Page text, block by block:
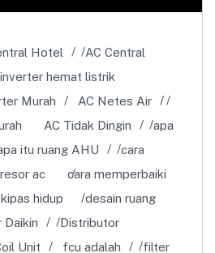
Hotel
AC Central
hemat listrik
Murah
AC Netes Air
AC Tidak Dingin
apa
itu ruang AHU
cara
ac
cara memperbaiki
hidup
desain ruang
Daikin
Distributor
Unit fcu adalah filter